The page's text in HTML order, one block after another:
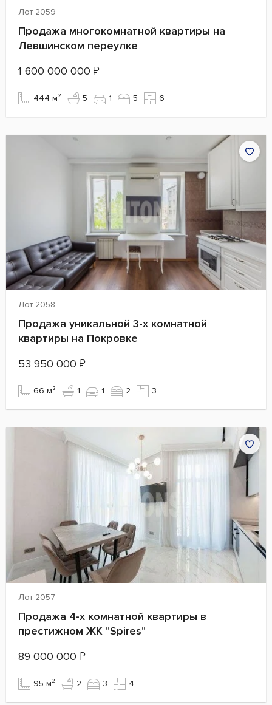
Лот 2059
Продажа многокомнатной квартиры на
Левшинском переулке
1 600 000 000 ₽
444 м² 5 1 5 6
Лот 2058
Продажа уникальной 3-х комнатной
квартиры на Покровке
53 950 000 ₽
66 м² 1 1 2 3
Лот 2057
Продажа 4-х комнатной квартиры в
престижном ЖК "Spires"
89 000 000 ₽
95 м² 2 3 4